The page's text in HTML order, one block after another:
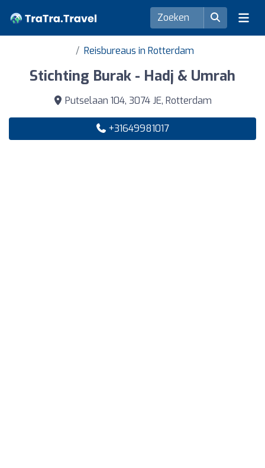
Reisbureaus in Rotterdam
Stichting Burak - Hadj & Umrah
Putselaan 104, 3074 JE, Rotterdam
+31649981017